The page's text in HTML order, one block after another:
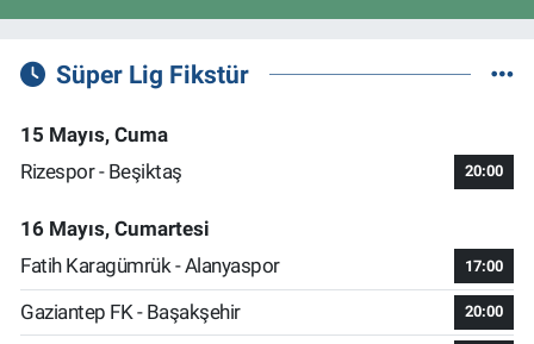
Süper Lig Fikstür
15 Mayıs, Cuma
Rizespor - Beşiktaş
20:00
16 Mayıs, Cumartesi
Fatih Karagümrük - Alanyaspor
17:00
Gaziantep FK - Başakşehir 20:00